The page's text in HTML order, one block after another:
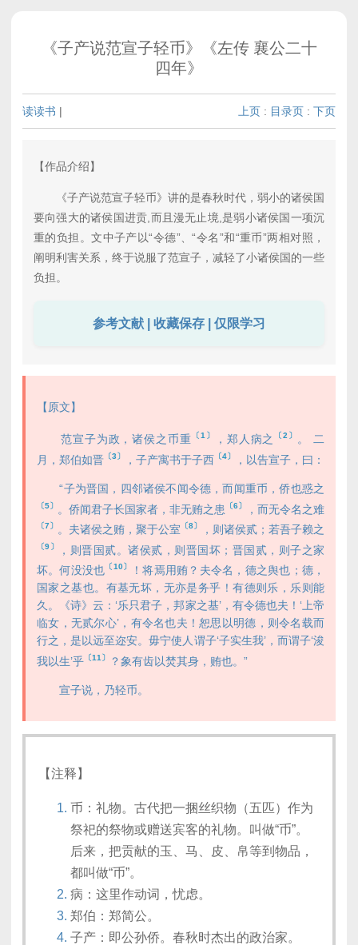
《子产说范宣子轻币》《左传 襄公二十
四年》
读读书 | 上页 : 目录页 : 下页
【作品介绍】
《子产说范宣子轻币》讲的是春秋时代，弱小的诸侯国
要向强大的诸侯国进贡,而且漫无止境,是弱小诸侯国一项沉
重的负担。文中子产以“令德”、“令名”和“重币”两相对照，
阐明利害关系，终于说服了范宣子，减轻了小诸侯国的一些
负担。
参考文献 | 收藏保存 | 仅限学习
【原文】
范宣子为政，诸侯之币重 〔1〕 ，郑人病之 〔2〕
。 二
月，郑伯如晋 〔3〕 ，子产寓书于子西 〔4〕 ，以告宣子，曰：
“子为晋国，四邻诸侯不闻令德，而闻重币，侨也惑之
〔5〕 。侨闻君子长国家者，非无贿之患 〔6〕 ，而无令名之难
〔7〕 。夫诸侯之贿，聚于公室 〔8〕 ，则诸侯贰；若吾子赖之
〔9〕
，则晋国贰。诸侯贰，则晋国坏；晋国贰，则子之家
坏。何没没也 〔10〕
！将焉用贿？夫令名，德之舆也；德，
国家之基也。有基无坏，无亦是务乎！有德则乐，乐则能
久。《诗》云：‘乐只君子，邦家之基’，有令德也夫！‘上帝
临女，无贰尔心’，有令名也夫！恕思以明德，则令名载而
行之，是以远至迩安。毋宁使人谓子‘子实生我’，而谓子‘浚
我以生’乎 〔11〕 ？象有齿以焚其身，贿也。”
宣子说，乃轻币。
【注释】
币：礼物。古代把一捆丝织物（五匹）作为
祭祀的祭物或赠送宾客的礼物。叫做“币”。
后来，把贡献的玉、马、皮、帛等到物品，
都叫做“币”。
病：这里作动词，忧虑。
郑伯：郑简公。
子产：即公孙侨。春秋时杰出的政治家。